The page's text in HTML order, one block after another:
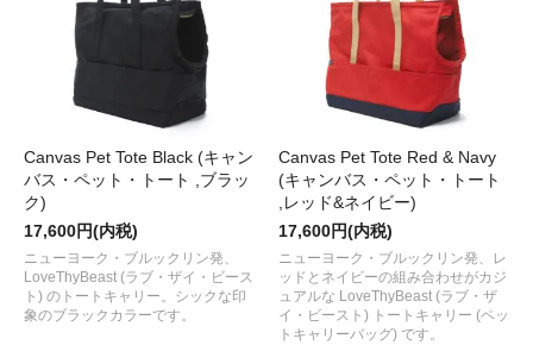
Canvas Pet Tote Black (キャン
バス・ペット・トート ,ブラッ
ク)
17,600円(内税)
ニューヨーク・ブルックリン発、
LoveThyBeast (ラブ・ザイ・ビース
ト) のトートキャリー。シックな印
象のブラックカラーです。
Canvas Pet Tote Red & Navy
(キャンバス・ペット・トート
,レッド&ネイビー)
17,600円(内税)
ニューヨーク・ブルックリン発、レ
ッドとネイビーの組み合わせがカジ
ュアルな LoveThyBeast (ラブ・ザ
イ・ビースト) トートキャリー (ペッ
トキャリーバッグ) です。